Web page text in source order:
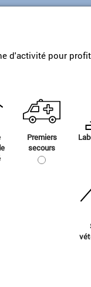
d'activité pour
Premiers
secours